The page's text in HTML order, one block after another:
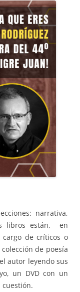
narrativa,
libros están, en
de críticos o
de poesía
autor leyendo sus
un DVD con un